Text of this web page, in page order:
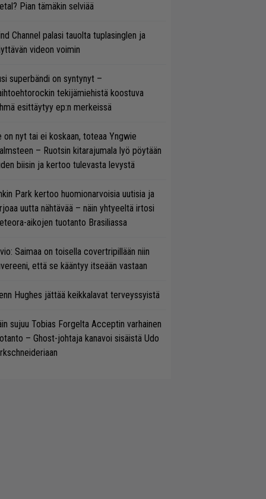
Pian tämäkin selviää
Channel palasi tauolta tuplasinglen ja
videon voimin
superbändi on syntynyt –
tekijämiehistä koostuva
esittäytyy ep:n merkeissä
on nyt tai ei koskaan, toteaa Yngwie
– Ruotsin kitarajumala lyö pöytään
biisin ja kertoo tulevasta levystä
Park kertoo huomionarvoisia uutisia ja
uutta nähtävää – näin yhtyeeltä irtosi
aikojen tuotanto Brasiliassa
Saimaa on toisella covertripillään niin
että se kääntyy itseään vastaan
Hughes jättää keikkalavat terveyssyistä
sujuu Tobias Forgelta Acceptin varhainen
– Ghost-johtaja kanavoi sisäistä Udo